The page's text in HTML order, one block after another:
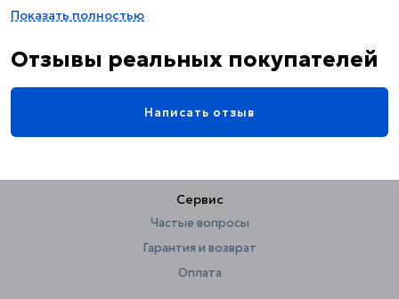
Название цвета
алюминий
Стиль
современный
Германия
245
Показать полностью
Отзывы реальных покупателей
Написать отзыв
Сервис
Частые вопросы
Гарантия и возврат
Оплата